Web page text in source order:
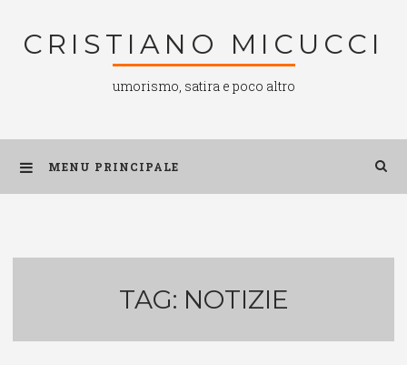
CRISTIANO MICUCCI
umorismo, satira e poco altro
MENU PRINCIPALE
TAG: NOTIZIE